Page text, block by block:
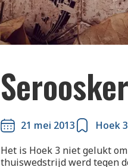
21 mei 2013
Hoek 3
Het is Hoek 3 niet gelukt
thuiswedstrijd werd tegen